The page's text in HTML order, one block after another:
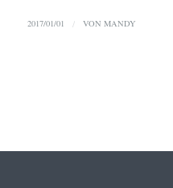
2017/01/01 / VON MANDY